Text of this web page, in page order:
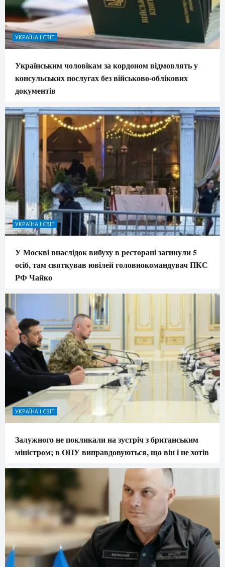
УКРАЇНА І СВІТ
Українським чоловікам за кордоном відмовлять у
консульських послугах без військово-облікових
документів
УКРАЇНА І СВІТ
У Москві внаслідок вибуху в ресторані загинули 5
осіб, там святкував ювілей головнокомандувач ПКС
РФ Чайко
УКРАЇНА І СВІТ
Залужного не покликали на зустріч з британським
міністром; в ОПУ виправдовуються, що він і не хотів